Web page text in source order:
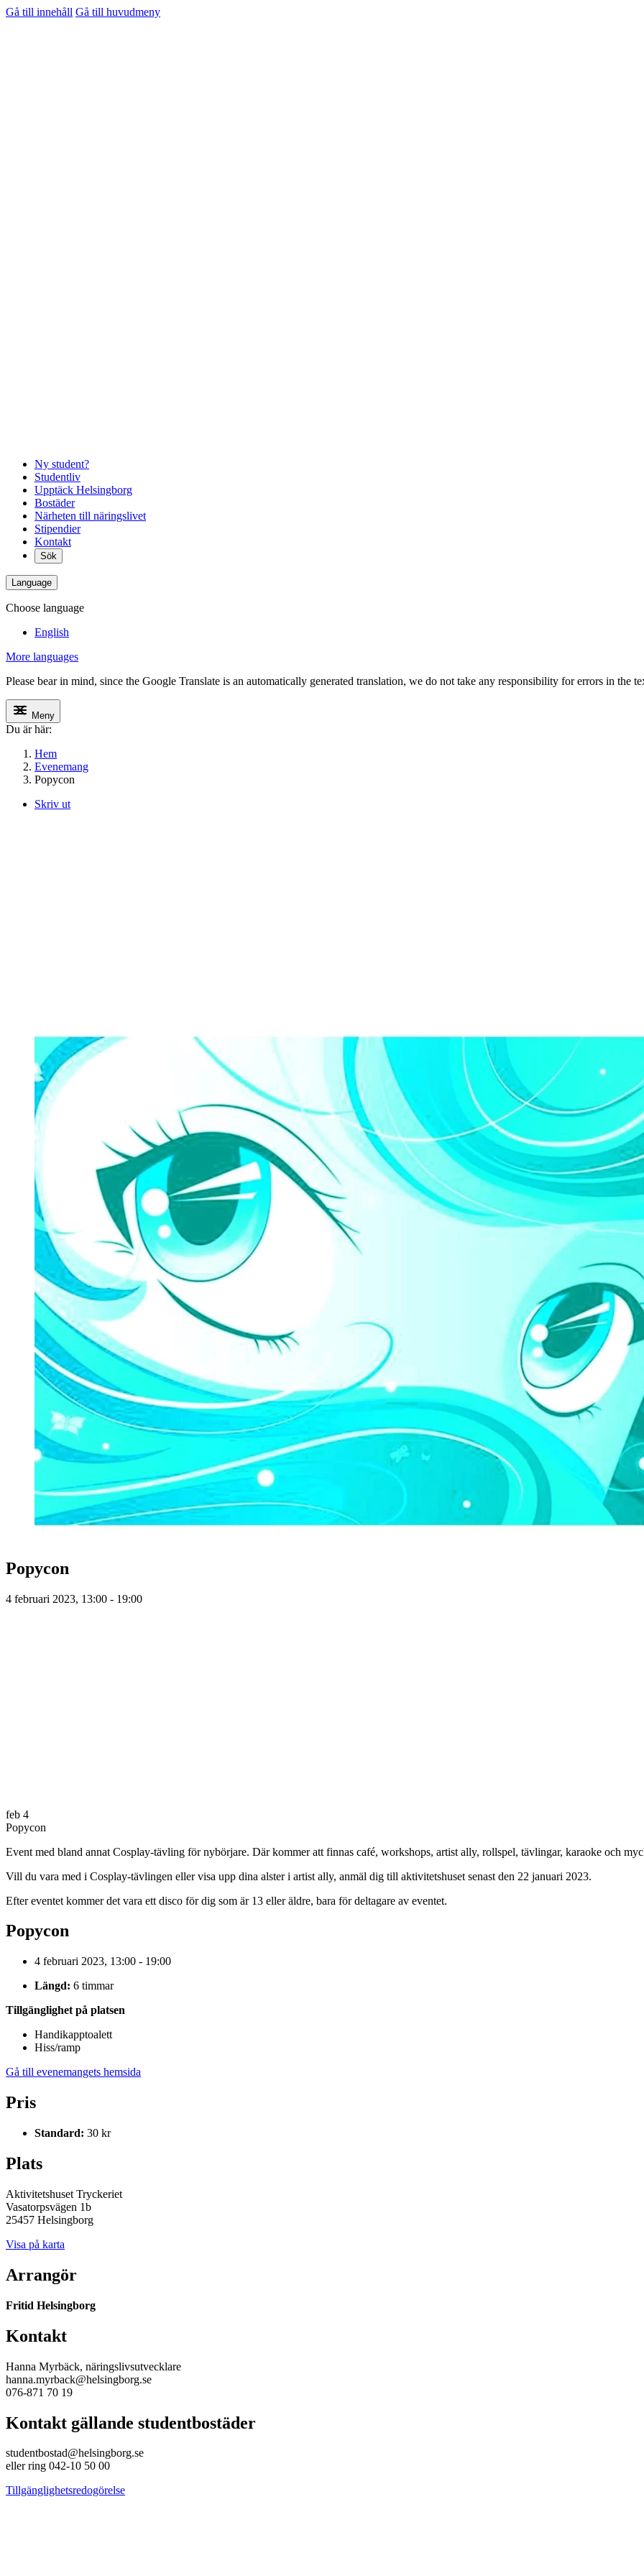
Gå till innehåll Gå till huvudmeny
Ny student?
Studentliv
Upptäck Helsingborg
Bostäder
Närheten till näringslivet
Stipendier
Kontakt
Sök
Language
Choose language
English
More languages
Please bear in mind, since the Google Translate is an automatically generated translation, we do not take any responsibility for errors in the
Meny
Du är här:
Hem
Evenemang
Popycon
Skriv ut
Popycon
4 februari 2023, 13:00 - 19:00
feb 4
Popycon
Event med bland annat Cosplay-tävling för nybörjare. Där kommer att finnas café, workshops, artist ally, rollspel, tävlingar, karaoke och
Vill du vara med i Cosplay-tävlingen eller visa upp dina alster i artist ally, anmäl dig till aktivitetshuset senast den 22 januari 2023.
Efter eventet kommer det vara ett disco för dig som är 13 eller äldre, bara för deltagare av eventet.
Popycon
4 februari 2023, 13:00 - 19:00
Längd: 6 timmar
Tillgänglighet på platsen
Handikapptoalett
Hiss/ramp
Gå till evenemangets hemsida
Pris
Standard: 30 kr
Plats
Aktivitetshuset Tryckeriet
Vasatorpsvägen 1b
25457 Helsingborg
Visa på karta
Arrangör
Fritid Helsingborg
Kontakt
Hanna Myrbäck, näringslivsutvecklare
hanna.myrback@helsingborg.se
076-871 70 19
Kontakt gällande studentbostäder
studentbostad@helsingborg.se
eller ring 042-10 50 00
Tillgänglighetsredogörelse